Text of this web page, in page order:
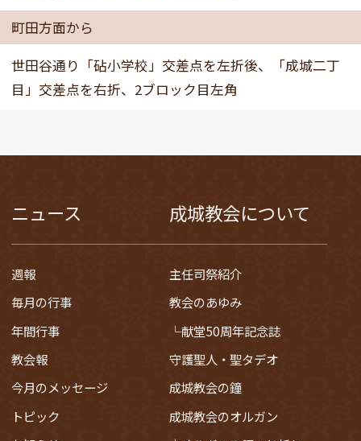
町田方面から
世田谷通り「砧小学校」交差点を左折後、「成城二丁
目」交差点を右折、2ブロック目左角
ニュース
週報
毎月の行事
年間行事
教会報
今月のメッセージ
トピック
成城教会について
主任司祭紹介
教会のあゆみ
献堂50周年記念誌
守護聖人・聖タデオ
成城教会の鐘
成城教会のオルガン